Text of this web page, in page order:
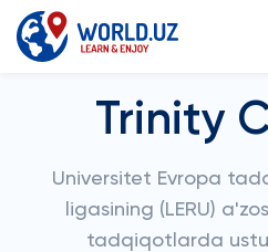
Trinity
Universitet Evropa
ligasining (LERU)
tadqiqotlarda